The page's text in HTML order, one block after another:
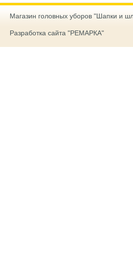
Магазин головных уборов "Шапки и
Разработка сайта "РЕМАРКА"